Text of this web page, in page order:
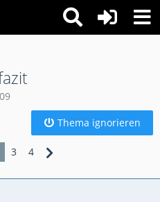
Thema ignorieren
3 4